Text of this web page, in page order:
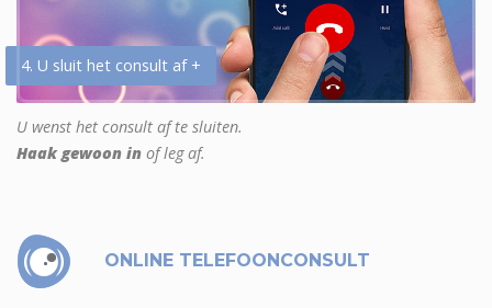
4. U sluit het consult af +
U wenst het consult af te sluiten.
Haak gewoon in of leg af.
ONLINE TELEFOONCONSULT